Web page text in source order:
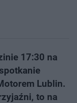
17:30 na
Lublin.
to na